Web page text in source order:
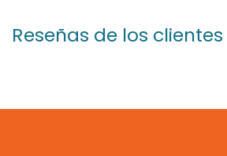
Reseñas de los clientes